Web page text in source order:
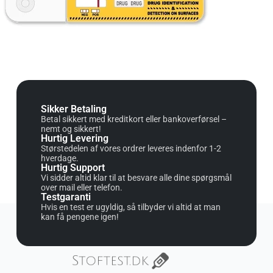
Sikker Betaling
Betal sikkert med kreditkort eller bankoverførsel –
nemt og sikkert!
Hurtig Levering
Størstedelen af vores ordrer leveres indenfor 1-2
hverdage.
Hurtig Support
Vi sidder altid klar til at besvare alle dine spørgsmål
over mail eller telefon.
Testgaranti
Hvis en test er ugyldig, så tilbyder vi altid at man
kan få pengene igen!